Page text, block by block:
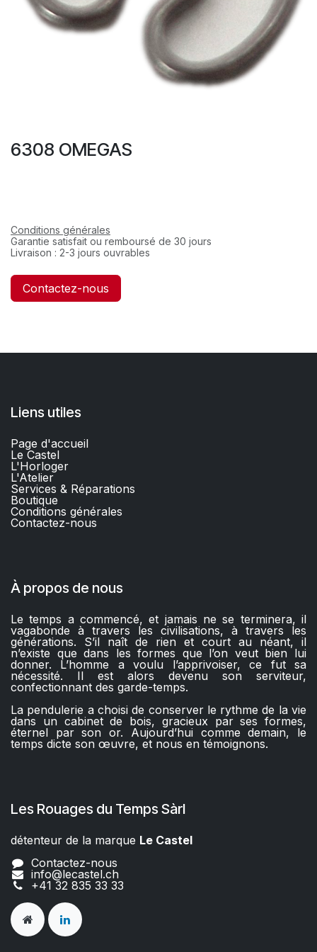
6308 OMEGAS
Conditions générales
Garantie satisfait ou remboursé de 30 jours
Livraison : 2-3 jours ouvrables
Contactez-nous
Liens utiles
Page d'accueil
Le Castel
L'Horloger
L'Atelier
Services & Réparations
Boutique
Conditions générales
Contactez-nous​
À propos de nous
Le temps a commencé, et jamais ne se terminera, il
vagabonde à travers les civilisations, à travers les
générations. S’il naît de rien et court au néant, il
n’existe que dans les formes que l’on veut bien lui
donner. L’homme a voulu l’apprivoiser, ce fut sa
nécessité. Il est alors devenu son serviteur,
confectionnant des garde-temps.
La pendulerie a choisi de conserver le rythme de la vie
dans un cabinet de bois, gracieux par ses formes,
éternel par son or. Aujourd’hui comme demain, le
temps dicte son œuvre, et nous en témoignons.
Les Rouages du Temps Sàrl
détenteur de la marque Le Castel​​
Contactez-nous
info@lecastel.ch
+41 32 835 33 33